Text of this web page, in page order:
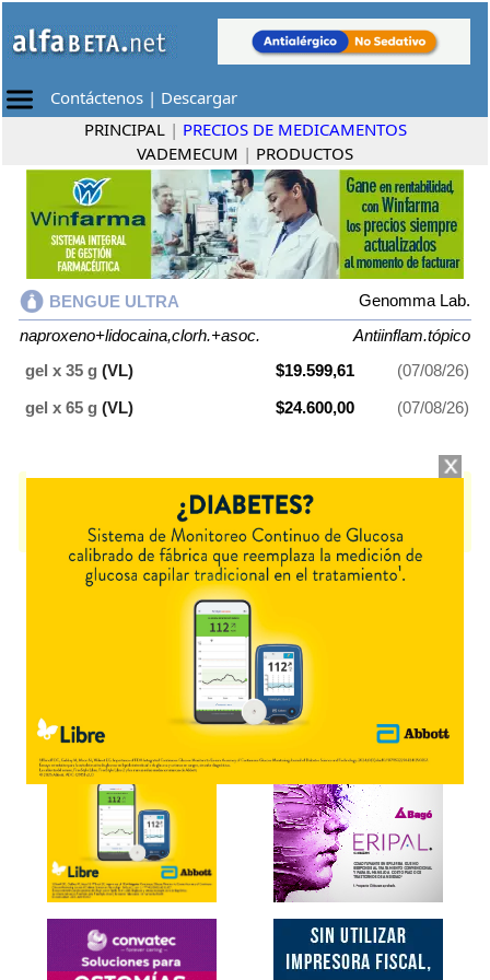
Contáctenos | Descargar
PRINCIPAL | PRECIOS DE MEDICAMENTOS
VADEMECUM | PRODUCTOS
BENGUE ULTRA
Genomma Lab.
naproxeno+lidocaina,clorh.+asoc.
Antiinflam.tópico
gel x 35 g (VL) $19.599,61
(07/08/26)
gel x 65 g (VL) $24.600,00 (07/08/26)
contienenaproxeno+lidocaina,clorh.+asoc.
. Es producido por Genomma Lab.
presentaciones disponibles.
Explorar más
Otros productos connaproxeno+lidocaina,clorh.+asoc.
Otros productos deGenomma Lab.